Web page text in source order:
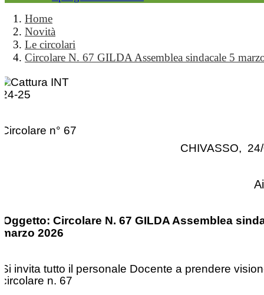
Home
Novità
Le circolari
Circolare N. 67 GILDA Assemblea sindacale 5
Circolare n° 67
CHIVASSO,
Oggetto: Circolare N. 67 GILDA Assemblea
marzo 2026
Si invita tutto il personale Docente a prendere
circolare n. 67